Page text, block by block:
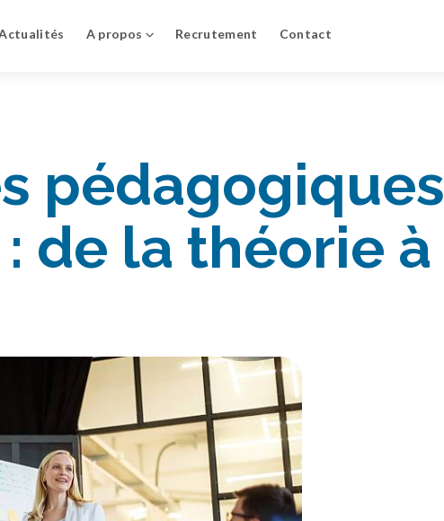
A propos Recrutement Contact
pédagogiques
de la théorie à